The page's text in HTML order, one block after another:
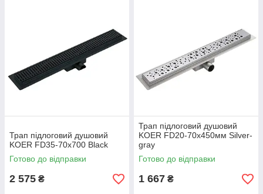
Трап підлоговий душовий
KOER FD35-70x700 Black
Готово до відправки
2 575 ₴
Трап підлоговий душовий
KOER FD20-70x450мм Silver-
gray
Готово до відправки
1 667 ₴